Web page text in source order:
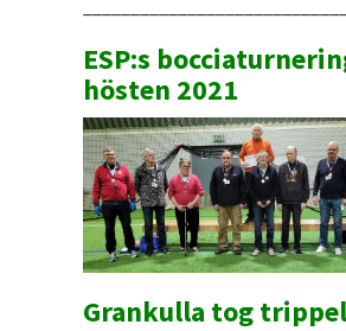
ESP:s
hösten 2021
Grankulla tog